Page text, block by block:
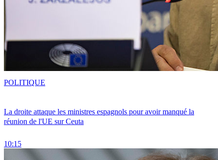
La droite attaque les ministres espagnols pour avoir manqué la
réunion de l'UE sur Ceuta
10:15
POLITIQUE